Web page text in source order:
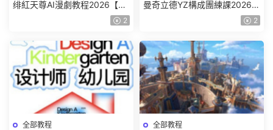
绯紅天尊AI漫劇教程2026【畫
2
曼奇立德YZ構成團練課2026年
8月已結課【畫質高清有課件】
2
全部教程 全部教程